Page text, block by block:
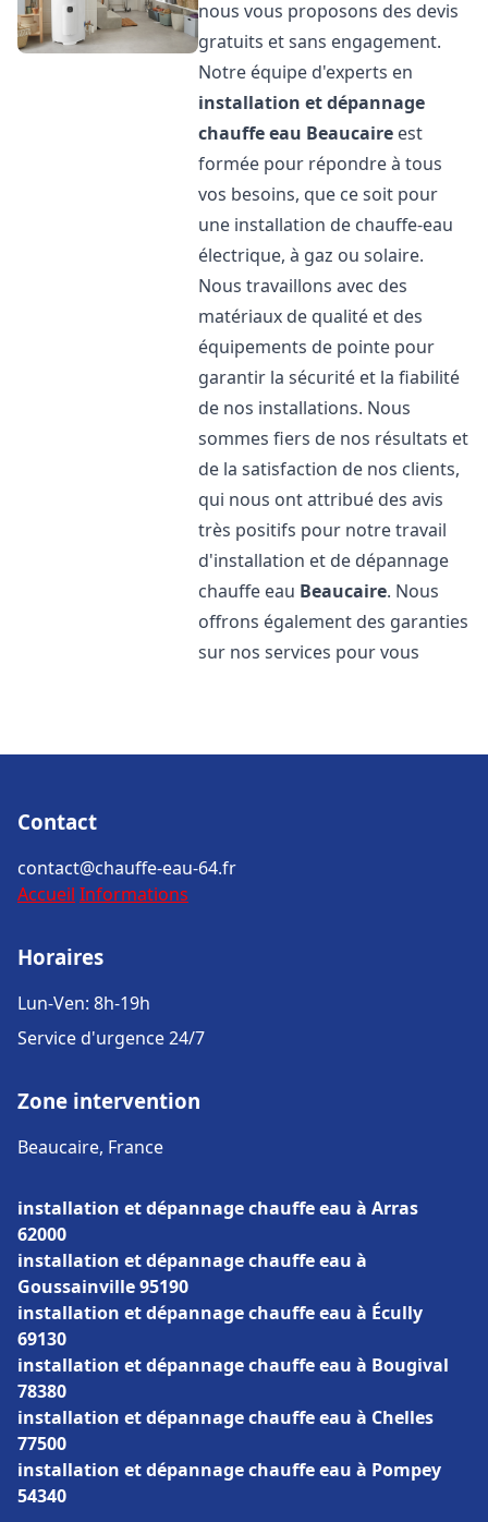
nous vous proposons des devis
gratuits et sans engagement.
Notre équipe d'experts en
installation et dépannage
chauffe eau Beaucaire est
formée pour répondre à tous
vos besoins, que ce soit pour
une installation de chauffe-eau
électrique, à gaz ou solaire.
Nous travaillons avec des
matériaux de qualité et des
équipements de pointe pour
garantir la sécurité et la fiabilité
de nos installations. Nous
sommes fiers de nos résultats et
de la satisfaction de nos clients,
qui nous ont attribué des avis
très positifs pour notre travail
d'installation et de dépannage
chauffe eau Beaucaire. Nous
offrons également des garanties
sur nos services pour vous
Contact
contact@chauffe-eau-64.fr
Accueil Informations
Horaires
Lun-Ven: 8h-19h
Service d'urgence 24/7
Zone intervention
Beaucaire, France
installation et dépannage chauffe eau à Arras
62000
installation et dépannage chauffe eau à
Goussainville 95190
installation et dépannage chauffe eau à Écully
69130
installation et dépannage chauffe eau à Bougival
78380
installation et dépannage chauffe eau à Chelles
77500
installation et dépannage chauffe eau à Pompey
54340